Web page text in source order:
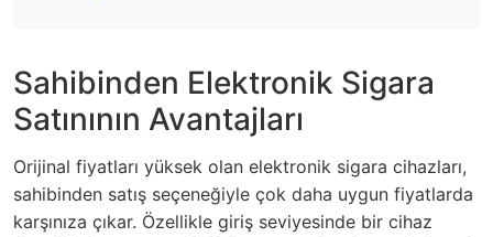
Sahibinden Elektronik Sigara
Satınının Avantajları
Orijinal fiyatları yüksek olan elektronik sigara cihazları,
sahibinden satış seçeneğiyle çok daha uygun fiyatlarda
karşınıza çıkar. Özellikle giriş seviyesinde bir cihaz